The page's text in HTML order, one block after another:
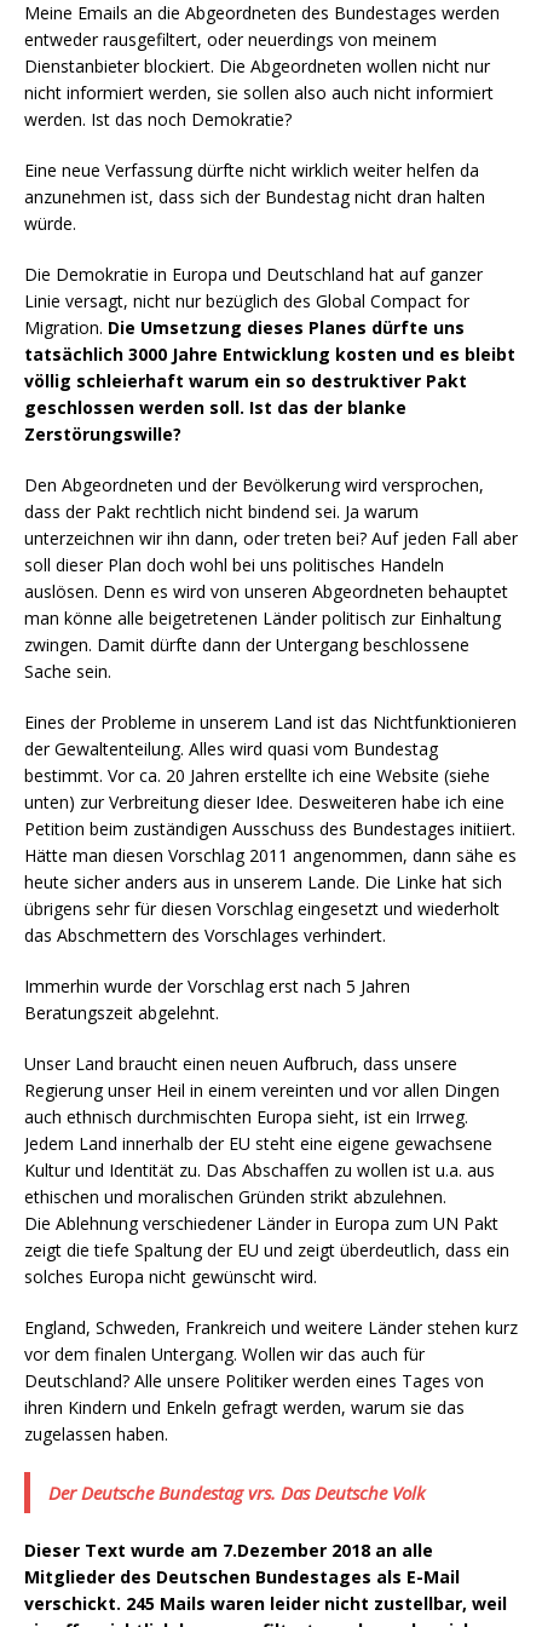
Meine Emails an die Abgeordneten des Bundestages werden
entweder rausgefiltert, oder neuerdings von meinem
Dienstanbieter blockiert. Die Abgeordneten wollen nicht nur
nicht informiert werden, sie sollen also auch nicht informiert
werden. Ist das noch Demokratie?
Eine neue Verfassung dürfte nicht wirklich weiter helfen da
anzunehmen ist, dass sich der Bundestag nicht dran halten
würde.
Die Demokratie in Europa und Deutschland hat auf ganzer
Linie versagt, nicht nur bezüglich des Global Compact for
Migration. Die Umsetzung dieses Planes dürfte uns
tatsächlich 3000 Jahre Entwicklung kosten und es bleibt
völlig schleierhaft warum ein so destruktiver Pakt
geschlossen werden soll. Ist das der blanke
Zerstörungswille?
Den Abgeordneten und der Bevölkerung wird versprochen,
dass der Pakt rechtlich nicht bindend sei. Ja warum
unterzeichnen wir ihn dann, oder treten bei? Auf jeden Fall aber
soll dieser Plan doch wohl bei uns politisches Handeln
auslösen. Denn es wird von unseren Abgeordneten behauptet
man könne alle beigetretenen Länder politisch zur Einhaltung
zwingen. Damit dürfte dann der Untergang beschlossene
Sache sein.
Eines der Probleme in unserem Land ist das Nichtfunktionieren
der Gewaltenteilung. Alles wird quasi vom Bundestag
bestimmt. Vor ca. 20 Jahren erstellte ich eine Website (siehe
unten) zur Verbreitung dieser Idee. Desweiteren habe ich eine
Petition beim zuständigen Ausschuss des Bundestages initiiert.
Hätte man diesen Vorschlag 2011 angenommen, dann sähe es
heute sicher anders aus in unserem Lande. Die Linke hat sich
übrigens sehr für diesen Vorschlag eingesetzt und wiederholt
das Abschmettern des Vorschlages verhindert.
Immerhin wurde der Vorschlag erst nach 5 Jahren
Beratungszeit abgelehnt.
Unser Land braucht einen neuen Aufbruch, dass unsere
Regierung unser Heil in einem vereinten und vor allen Dingen
auch ethnisch durchmischten Europa sieht, ist ein Irrweg.
Jedem Land innerhalb der EU steht eine eigene gewachsene
Kultur und Identität zu. Das Abschaffen zu wollen ist u.a. aus
ethischen und moralischen Gründen strikt abzulehnen.
Die Ablehnung verschiedener Länder in Europa zum UN Pakt
zeigt die tiefe Spaltung der EU und zeigt überdeutlich, dass ein
solches Europa nicht gewünscht wird.
England, Schweden, Frankreich und weitere Länder stehen kurz
vor dem finalen Untergang. Wollen wir das auch für
Deutschland? Alle unsere Politiker werden eines Tages von
ihren Kindern und Enkeln gefragt werden, warum sie das
zugelassen haben.
Der Deutsche Bundestag vrs. Das Deutsche Volk
Dieser Text wurde am 7.Dezember 2018 an alle
Mitglieder des Deutschen Bundestages als E-Mail
verschickt. 245 Mails waren leider nicht zustellbar, weil